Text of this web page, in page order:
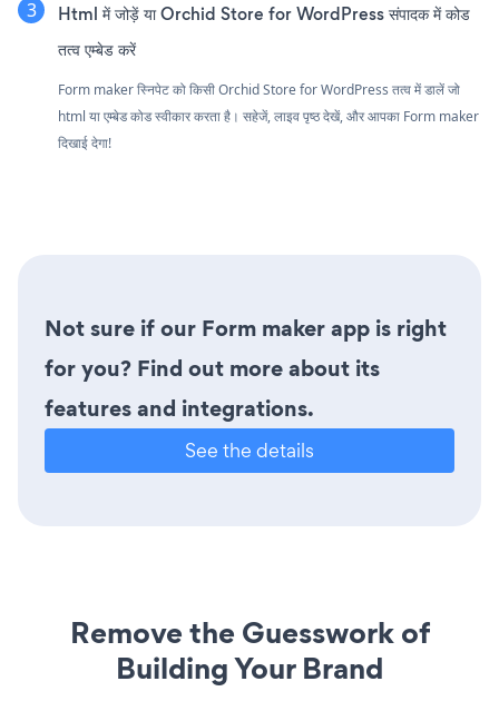
Html में जोड़ें या Orchid Store for WordPress संपादक में कोड
तत्व एम्बेड करें
Form maker स्निपेट को किसी Orchid Store for WordPress तत्व में डालें जो
html या एम्बेड कोड स्वीकार करता है। सहेजें, लाइव पृष्ठ देखें, और आपका Form maker
दिखाई देगा!
Not sure if our Form maker app is right
for you? Find out more about its
features and integrations.
See the details
Remove the Guesswork of
Building Your Brand